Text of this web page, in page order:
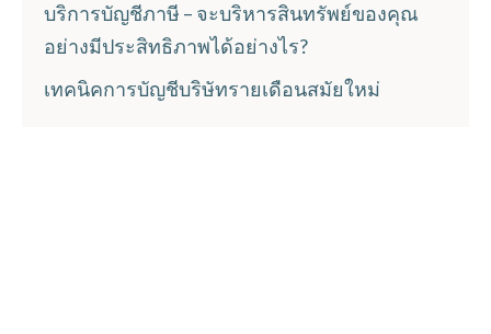
บริการบัญชีภาษี – จะบริหารสินทรัพย์ของคุณ
อย่างมีประสิทธิภาพได้อย่างไร?
เทคนิคการบัญชีบริษัทรายเดือนสมัยใหม่